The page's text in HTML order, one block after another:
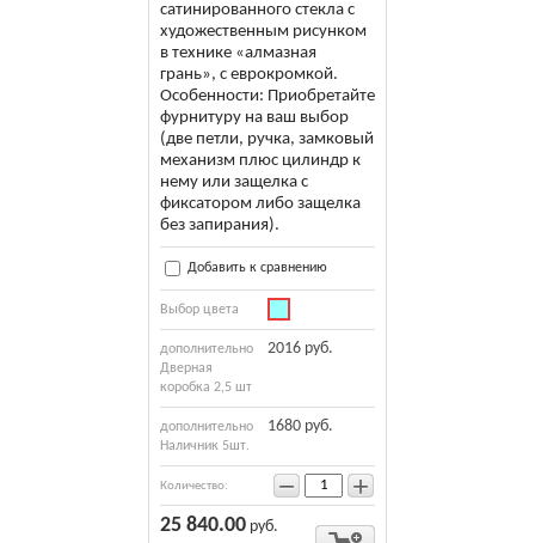
сатинированного стекла с
художественным рисунком
в технике «алмазная
грань», с еврокромкой.
Особенности: Приобретайте
фурнитуру на ваш выбор
(две петли, ручка, замковый
механизм плюс цилиндр к
нему или защелка с
фиксатором либо защелка
без запирания).
Добавить к сравнению
Выбор цвета
дополнительно
Дверная
коробка 2,5 шт
2016 руб.
дополнительно
Наличник 5шт.
1680 руб.
Количество: − +
25 840.00 руб.